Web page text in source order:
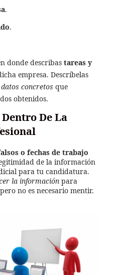
.
.
donde describas tareas y
empresa. Descríbelas
concretos que
obtenidos.
De La
o fechas de trabajo
de la información
para tu candidatura.
la información para
no es necesario mentir.